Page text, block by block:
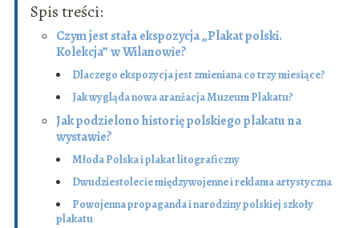
Spis treści:
Czym jest stała ekspozycja „Plakat polski.
Kolekcja” w Wilanowie?
Dlaczego ekspozycja jest zmieniana co trzy miesiące?
Jak wygląda nowa aranżacja Muzeum Plakatu?
Jak podzielono historię polskiego plakatu na
wystawie?
Młoda Polska i plakat litograficzny
Dwudziestolecie międzywojenne i reklama artystyczna
Powojenna propaganda i narodziny polskiej szkoły
plakatu